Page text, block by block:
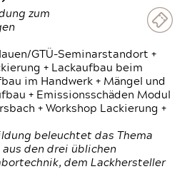
zum
GTÜ-Seminarstandort +
+ Lackaufbau beim
im Handwerk + Mängel und
+ Emissionsschäden Modul
+ Workshop Lackierung +
beleuchtet das Thema
aus den drei üblichen
dem Lackhersteller